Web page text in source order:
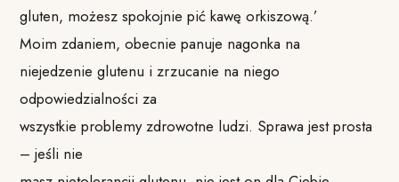
gluten, możesz spokojnie pić kawę orkiszową.’
Moim zdaniem, obecnie panuje nagonka na
niejedzenie glutenu i zrzucanie na niego
odpowiedzialności za
wszystkie problemy zdrowotne ludzi. Sprawa jest prosta
– jeśli nie